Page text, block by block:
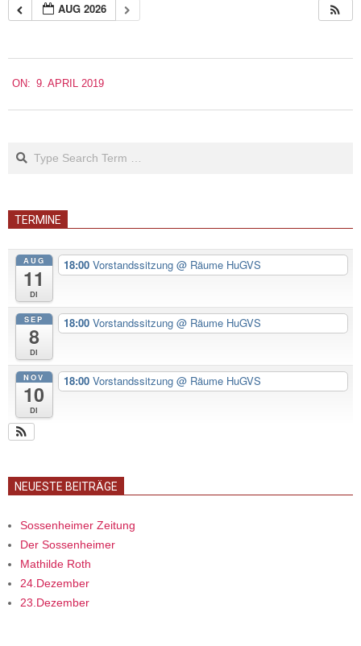
AUG 2026
04-
09
ON: 9. APRIL 2019
TERMINE
AUG
11
Di
18:00 Vorstandssitzung @ Räume HuGVS
SEP
8
Di
18:00 Vorstandssitzung @ Räume HuGVS
NOV
10
Di
18:00 Vorstandssitzung @ Räume HuGVS
NEUESTE BEITRÄGE
Sossenheimer Zeitung
Der Sossenheimer
Mathilde Roth
24.Dezember
23.Dezember